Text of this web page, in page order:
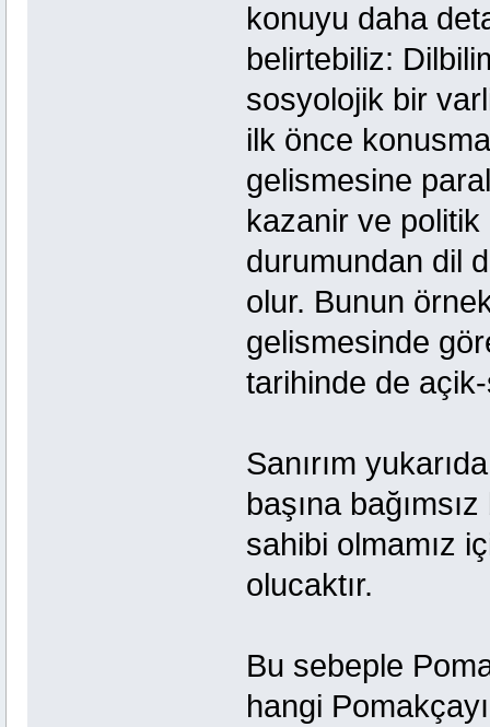
konuyu daha
belirtebiliz:
sosyolojik bir
ilk önce
gelismesine
kazanir ve
durumundan dil
olur. Bunun
gelismesinde
tarihinde de
Sanırım
başına
sahibi olmamız
olucaktır.
Bu sebeple
hangi